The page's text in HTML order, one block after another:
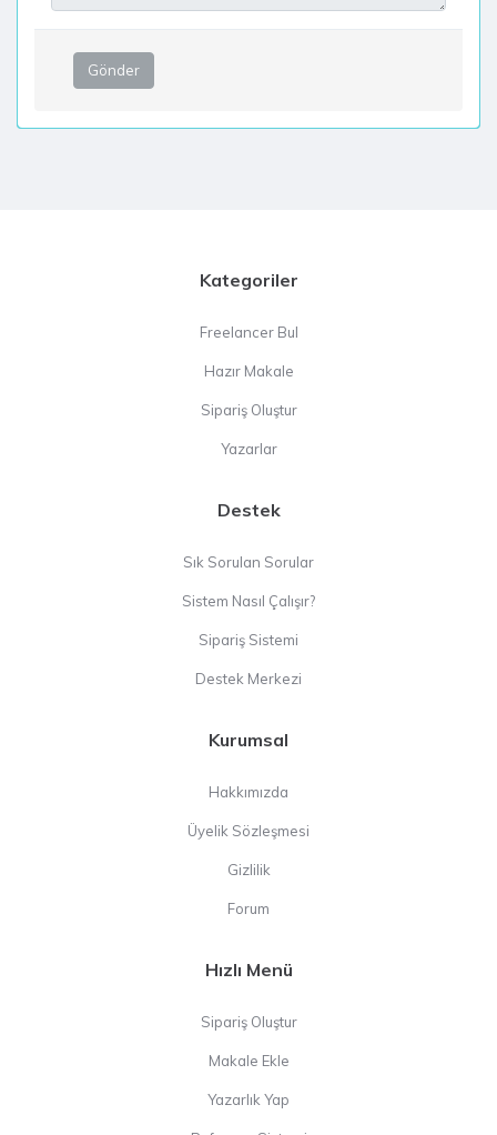
Gönder
Kategoriler
Freelancer Bul
Hazır Makale
Sipariş Oluştur
Yazarlar
Destek
Sık Sorulan Sorular
Sistem Nasıl Çalışır?
Sipariş Sistemi
Destek Merkezi
Kurumsal
Hakkımızda
Üyelik Sözleşmesi
Gizlilik
Forum
Hızlı Menü
Sipariş Oluştur
Makale Ekle
Yazarlık Yap